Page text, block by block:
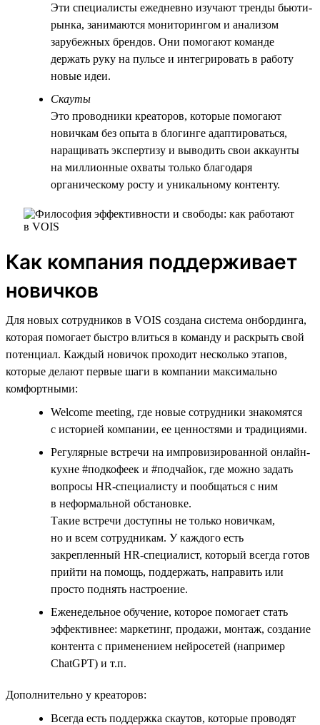
Эти специалисты ежедневно изучают тренды бьюти-
рынка, занимаются мониторингом и анализом
зарубежных брендов. Они помогают команде
держать руку на пульсе и интегрировать в работу
новые идеи.
Скауты
Это проводники креаторов, которые помогают
новичкам без опыта в блогинге адаптироваться,
наращивать экспертизу и выводить свои аккаунты
на миллионные охваты только благодаря
органическому росту и уникальному контенту.
Как компания поддерживает
новичков
Для новых сотрудников в VOIS создана система онбординга,
которая помогает быстро влиться в команду и раскрыть свой
потенциал. Каждый новичок проходит несколько этапов,
которые делают первые шаги в компании максимально
комфортными:
Welcome meeting, где новые сотрудники знакомятся
с историей компании, ее ценностями и традициями.
Регулярные встречи на импровизированной онлайн-
кухне #подкофеек и #подчайок, где можно задать
вопросы HR-специалисту и пообщаться с ним
в неформальной обстановке.
Такие встречи доступны не только новичкам,
но и всем сотрудникам. У каждого есть
закрепленный HR-специалист, который всегда готов
прийти на помощь, поддержать, направить или
просто поднять настроение.
Еженедельное обучение, которое помогает стать
эффективнее: маркетинг, продажи, монтаж, создание
контента с применением нейросетей (например
ChatGPT) и т.п.
Дополнительно у креаторов:
Всегда есть поддержка скаутов, которые проводят